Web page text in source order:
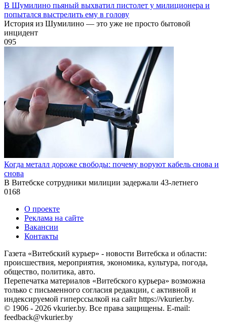
В Шумилино пьяный выхватил пистолет у милиционера и
попытался выстрелить ему в голову
История из Шумилино — это уже не просто бытовой
инцидент
095
Когда металл дороже свободы: почему воруют кабель снова и
снова
В Витебске сотрудники милиции задержали 43-летнего
0168
О проекте
Реклама на сайте
Вакансии
Контакты
Газета «Витебский курьер» - новости Витебска и области:
происшествия, мероприятия, экономика, культура, погода,
общество, политика, авто.
Перепечатка материалов «Витебского курьера» возможна
только с письменного согласия редакции, с активной и
индексируемой гиперссылкой на сайт https://vkurier.by.
© 1906 - 2026 vkurier.by. Все права защищены. E-mail:
feedback@vkurier.by